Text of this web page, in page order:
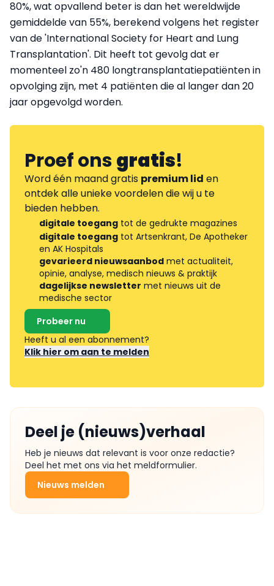
80%, wat opvallend beter is dan het wereldwijde
gemiddelde van 55%, berekend volgens het register
van de 'International Society for Heart and Lung
Transplantation'. Dit heeft tot gevolg dat er
momenteel zo'n 480 longtransplantatiepatiënten in
opvolging zijn, met 4 patiënten die al langer dan 20
jaar opgevolgd worden.
Proef onsgratis!
Word één maand gratis premium lid en
ontdek alle unieke voordelen die wij u te
bieden hebben.
digitale toegang tot de gedrukte magazines
digitale toegang tot Artsenkrant, De Apotheker
en AK Hospitals
gevarieerd nieuwsaanbod met actualiteit,
opinie, analyse, medisch nieuws & praktijk
dagelijkse newsletter met nieuws uit de
medische sector
Probeer nu
Heeft u al een abonnement?
Klik hier om aan te melden
Deel je (nieuws)verhaal
Heb je nieuws dat relevant is voor onze redactie?
Deel het met ons via het meldformulier.
Nieuws melden